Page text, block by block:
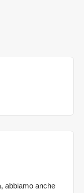
abbiamo anche